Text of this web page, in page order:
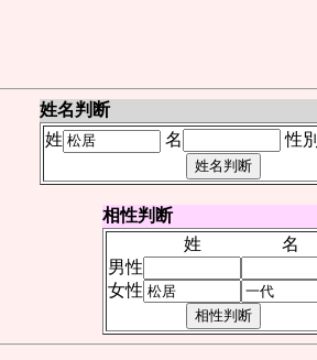
姓名判断
姓
名 性別
相性判断
姓
名
男性
女性